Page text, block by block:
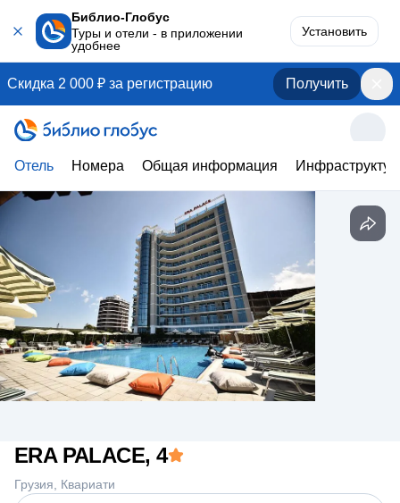
Библио-Глобус
Туры и отели - в приложении
удобнее
Установить
Скидка 2 000 ₽ за регистрацию Получить
Отель Номера Общая информация
ERA PALACE, 4
Грузия Квариати